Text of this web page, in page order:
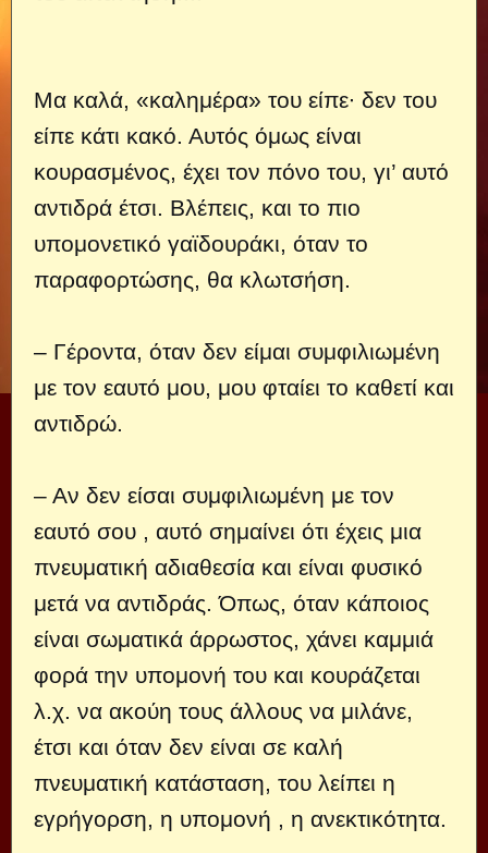
Μα καλά, «καλημέρα» του είπε∙ δεν του
είπε κάτι κακό. Αυτός όμως είναι
κουρασμένος, έχει τον πόνο του, γι’ αυτό
αντιδρά έτσι. Βλέπεις, και το πιο
υπομονετικό γαϊδουράκι, όταν το
παραφορτώσης, θα κλωτσήση.
– Γέροντα, όταν δεν είμαι συμφιλιωμένη
με τον εαυτό μου, μου φταίει το καθετί και
αντιδρώ.
– Αν δεν είσαι συμφιλιωμένη με τον
εαυτό σου , αυτό σημαίνει ότι έχεις μια
πνευματική αδιαθεσία και είναι φυσικό
μετά να αντιδράς. Όπως, όταν κάποιος
είναι σωματικά άρρωστος, χάνει καμμιά
φορά την υπομονή του και κουράζεται
λ.χ. να ακούη τους άλλους να μιλάνε,
έτσι και όταν δεν είναι σε καλή
πνευματική κατάσταση, του λείπει η
εγρήγορση, η υπομονή , η ανεκτικότητα.